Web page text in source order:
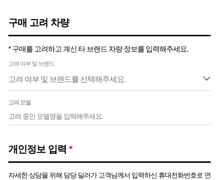
구매 고려 차량
* 구매를 고려하고 계신 타 브랜드 차량 정보를 입력해주세요.
고려 여부 및 브랜드
고려 모델
개인정보 입력 *
자세한 상담을 위해 담당 딜러가 고객님께서 입력하신 휴대전화번호로 연